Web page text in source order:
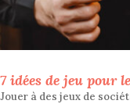
7 idées de jeu pour
Jouer à des jeux de